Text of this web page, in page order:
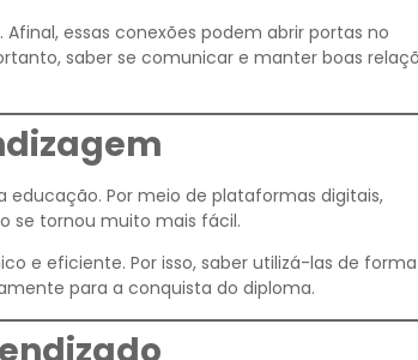
essas conexões podem abrir portas no
saber se comunicar e manter boas
Por meio de plataformas digitais,
se tornou muito mais fácil.
e eficiente. Por isso, saber utilizá-las de forma
para a conquista do diploma.